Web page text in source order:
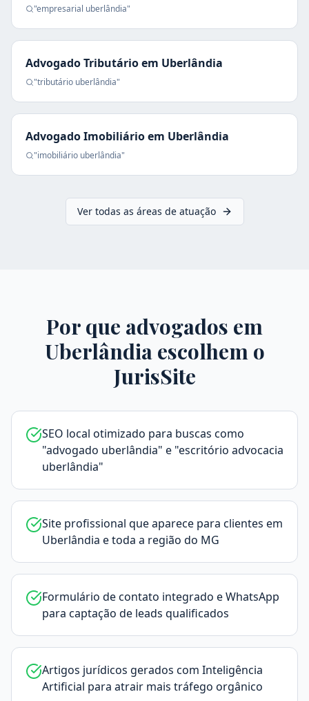
"empresarial uberlândia"
Advogado Tributárioem Uberlândia
"tributário uberlândia"
Advogado Imobiliárioem Uberlândia
"imobiliário uberlândia"
Ver todas as áreas de atuação
Por que advogados em
Uberlândiaescolhem o
JurisSite
SEO local otimizado para buscas como
"advogado uberlândia" e "escritório advocacia
uberlândia"
Site profissional que aparece para clientes em
Uberlândia e toda a região do MG
Formulário de contato integrado e WhatsApp
para captação de leads qualificados
Artigos jurídicos gerados com Inteligência
Artificial para atrair mais tráfego orgânico